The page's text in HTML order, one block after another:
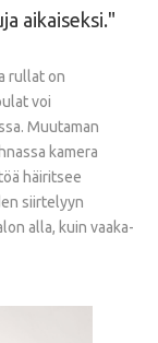
aikaiseksi.
rullat on
voi
Muutaman
kamera
häiritsee
siirtelyyn
alla, kuin vaaka-